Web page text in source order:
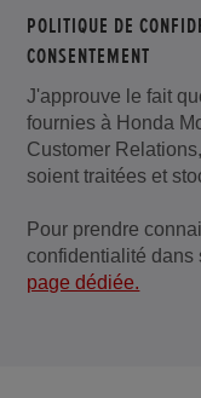
POLITIQUE DE
CONSENTEMENT
J'approuve le fait
fournies à Honda
Customer
soient traitées et
Pour prendre
confidentialité dans
page dédiée.